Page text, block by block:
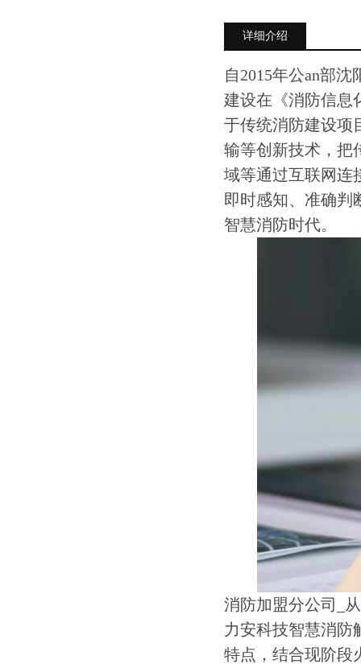
详细介绍
自2015年公an部
建设在《消防信息
于传统消防建设项
输等创新技术，把
域等通过互联网连
即时感知、准确判
智慧消防时代。
消防加盟分公司_
力安科技智慧消防
特点，结合现阶段